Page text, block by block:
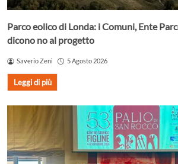
Parco eolico di Londa: i Comuni, Ente
dicono no al progetto
Saverio Zeni 5 Agosto 2026
Leggi di più